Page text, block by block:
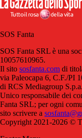
SOS Fanta
SOS Fanta SRL è una
10057610965.
Il sito sosfanta.com di
via Paleocapa 6, C.F./PI
di RCS Mediagroup
Unico responsabile dei
Fanta SRL; per ogni
sito scrivere a
Copyright 2021-2026 ©